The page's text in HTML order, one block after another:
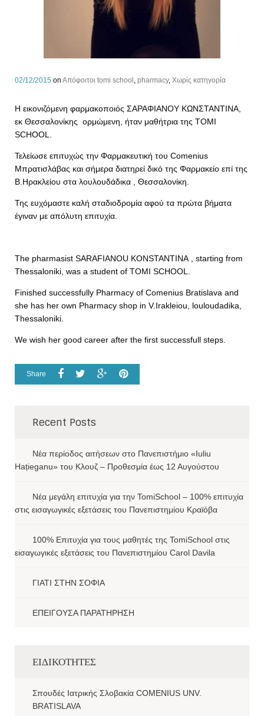
02/12/2015 on Aπόφοιτοι tomi school , pharmacy, Χωρίς κατηγορία
Η εικονιζόμενη φαρμακοποιός ΣΑΡΑΦΙΑΝΟΥ ΚΩΝΣΤΑΝΤΙΝΑ,
εκ Θεσσαλονίκης ορμώμενη, ήταν μαθήτρια της TOMI
SCHOOL.
Τελείωσε επιτυχώς την Φαρμακευτική του Comenius
Μπρατισλάβας και σήμερα διατηρεί δικό της Φαρμακείο επί της
Β.Ηρακλείου στα λουλουδάδικα , Θεσσαλονίκη.
Της ευχόμαστε καλή σταδιοδρομία αφού τα πρώτα βήματα
έγιναν με απόλυτη επιτυχία.
The pharmasist SARAFIANOU KONSTANTINA , starting from
Thessaloniki, was a student of TOMI SCHOOL.
Finished successfully Pharmacy of Comenius Bratislava and
she has her own Pharmacy shop in V.Irakleiou, louloudadika,
Thessaloniki.
We wish her good career after the first successfull steps.
Share
Recent Posts
Νέα περίοδος αιτήσεων στο Πανεπιστήμιο «Iuliu
Hațieganu» του Κλουζ – Προθεσμία έως 12 Αυγούστου
Νέα μεγάλη επιτυχία για την TomiSchool – 100% επιτυχία
στις εισαγωγικές εξετάσεις του Πανεπιστημίου Κραϊόβα
100% Επιτυχία για τους μαθητές της TomiSchool στις
εισαγωγικές εξετάσεις του Πανεπιστημίου Carol Davila
ΓΙΑΤΙ ΣΤΗΝ ΣΟΦΙΑ
ΕΠΕΙΓΟΥΣΑ ΠΑΡΑΤΗΡΗΣΗ
ΕΙΔΙΚΟΤΗΤΕΣ
Σπουδές Ιατρικής Σλοβακία COMENIUS UNV.
BRATISLAVA